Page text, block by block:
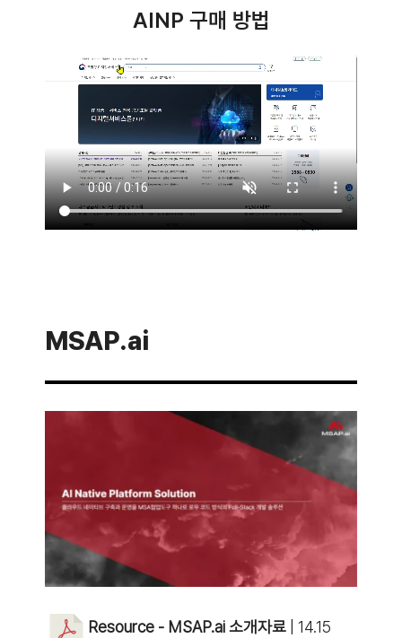
AINP 구매 방법
MSAP.ai
Resource - MSAP.ai 소개자료| 14.15